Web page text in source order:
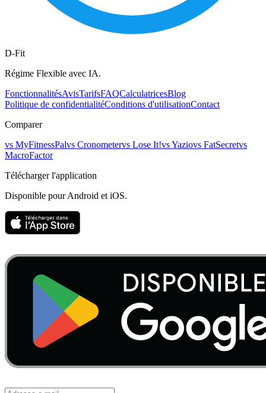
D-Fit
Régime Flexible avec IA.
FonctionnalitésAvisTarifsFAQCalculatricesBlog
Politique de confidentialitéConditions d'utilisationContact
Comparer
vs MyFitnessPalvs Cronometervs Lose It!vsYaziovs FatSecretvs
MacroFactor
Télécharger l'application
Disponible pour Android et iOS.